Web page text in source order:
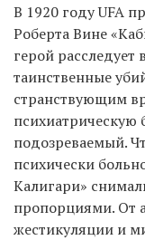
В 1920 году UFA
Роберта Вине
герой
таинственные
странствующим
психиатрическую
подозреваемый.
психически
Калигари»
пропорциями. От
жестикуляции и